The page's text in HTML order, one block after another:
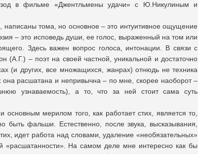
в фильме «Джентльмены удачи» с Ю.Никулиным и
написаны тома, но основное – это интуитивное ощущение
– это исповедь души, ее голос, выраженный на том или
Здесь важен вопрос голоса, интонации. В связи с
(А.Г.) – поэт на своей частной, уникальной и достаточно
(и других, все множащихся, жанрах) отнюдь не техника
она расшатана и непривычна – по мне, скорее наоборот –
узнаваемость), а то, что за ней стоит сама суть
мерилом того, как работает стих, является то,
фальши. Естественно, после звука, высказывания,
идет работа над словами, удаление «необязательных»
«расшатанности». На самом деле мне интересно как бы